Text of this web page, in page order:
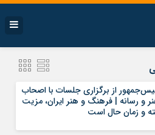
از برگزاری جلسات با اصحاب
و رسانه | فرهنگ و هنر ایران، مزیت
و زمان حال است